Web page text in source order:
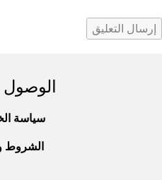
سياسة
الشروط